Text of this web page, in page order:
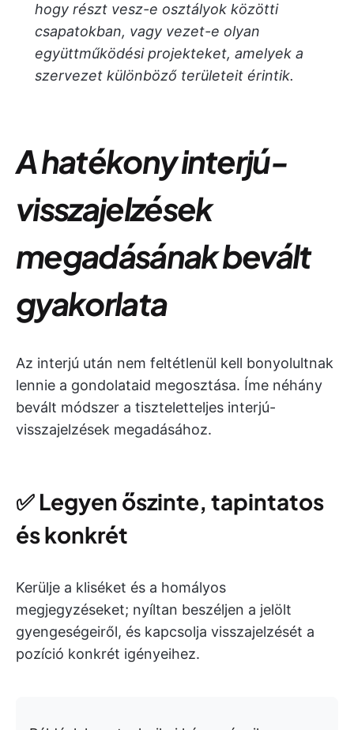
hogy részt vesz-e osztályok közötti
csapatokban, vagy vezet-e olyan
együttműködési projekteket, amelyek a
szervezet különböző területeit érintik.
A hatékony interjú-
visszajelzések
megadásának bevált
gyakorlata
Az interjú után nem feltétlenül kell bonyolultnak
lennie a gondolataid megosztása. Íme néhány
bevált módszer a tiszteletteljes interjú-
visszajelzések megadásához.
✅ Legyen őszinte, tapintatos
és konkrét
Kerülje a kliséket és a homályos
megjegyzéseket; nyíltan beszéljen a jelölt
gyengeségeiről, és kapcsolja visszajelzését a
pozíció konkrét igényeihez.